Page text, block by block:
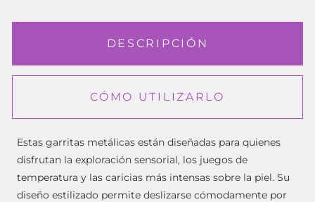
DESCRIPCIÓN
CÓMO UTILIZARLO
Estas garritas metálicas están diseñadas para quienes
disfrutan la exploración sensorial, los juegos de
temperatura y las caricias más intensas sobre la piel. Su
diseño estilizado permite deslizarse cómodamente por